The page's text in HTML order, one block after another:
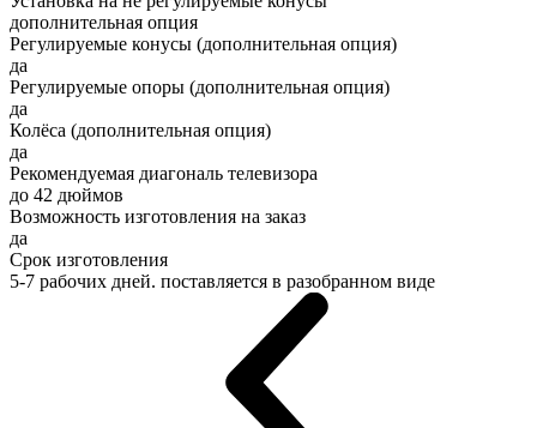
дополнительная опция
Регулируемые конусы (дополнительная опция)
да
Регулируемые опоры (дополнительная опция)
да
Колёса (дополнительная опция)
да
Рекомендуемая диагональ телевизора
до 42 дюймов
Возможность изготовления на заказ
да
Срок изготовления
5-7 рабочих дней. поставляется в разобранном виде